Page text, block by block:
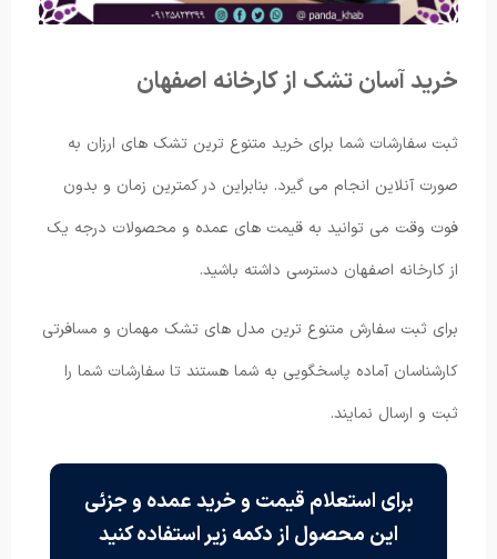
خرید آسان تشک از کارخانه اصفهان
ثبت سفارشات شما برای خرید متنوع ترین تشک های ارزان به
صورت آنلاین انجام می ‌گیرد. بنابراین در کمترین زمان و بدون
فوت وقت می ‌توانید به قیمت های عمده و محصولات درجه یک
از کارخانه اصفهان دسترسی داشته باشید.
برای ثبت سفارش متنوع ترین مدل های تشک مهمان و مسافرتی
کارشناسان آماده پاسخگویی به شما هستند تا سفارشات شما را
ثبت و ارسال نمایند.
برای استعلام قیمت و خرید عمده و جزئی
این محصول از دکمه زیر استفاده کنید